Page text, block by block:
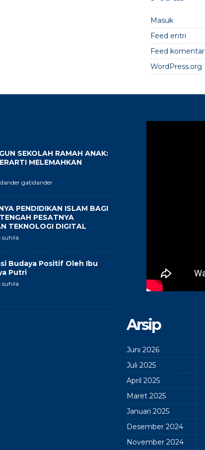
Masuk
Feed entri
Feed komentar
WordPress.org
SEKOLAH RAMAH ANAK:
MELEMAHKAN
gatidander
PENDIDIKAN ISLAM BAGI
PESATNYA
TEKNOLOGI DIGITAL
suhila
Budaya Positif Oleh Ibu
Putri
suhila
Arsip
Juni 2026
Juli 2025
April 2025
Maret 2025
Januari 2025
Desember 2024
November 2024